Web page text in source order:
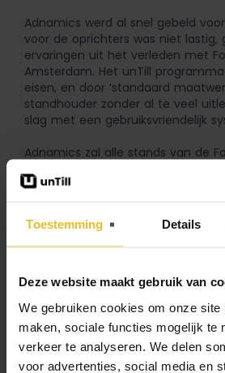
Toestemming Details
Deze website maakt gebruik van
We gebruiken cookies om onze site
maken, sociale functies mogelijk te
verkeer te analyseren. We delen
voor advertenties, social media en
Adnamics werd al snel gebeld
voor de oprichters was niet lastig,
ervaringen uit het verleden met
Amsterdam. Het unTill
eisen, en door ‘standaard
standhouder zonder al te veel
slag met een gebruiksvriendelijk
Adnamics zal alle stands van de
Resultaat? Blije gasten en
Benieuwd naar de vorderingen?
met ons mee via onze
Neem contact op